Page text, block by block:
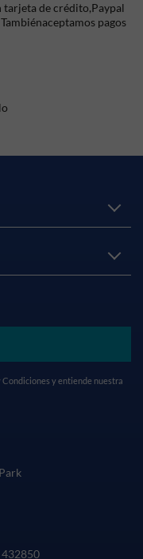
tarjeta de crédito,Paypal
pagos
Condiciones y entiende nuestra